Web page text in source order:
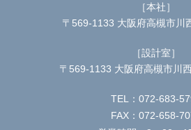
［本社］
〒569-1133 大阪府高槻市川
［設計室］
〒569-1133 大阪府高槻市川
TEL：072-683-
FAX：072-658-